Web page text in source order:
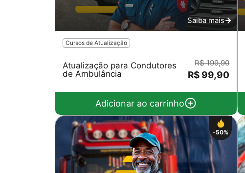
Saiba mais
Cursos de Atualização
Atualização para Condutores
de Ambulância
R$ 199,90
R$ 99,90
Adicionar ao carrinho
-50%